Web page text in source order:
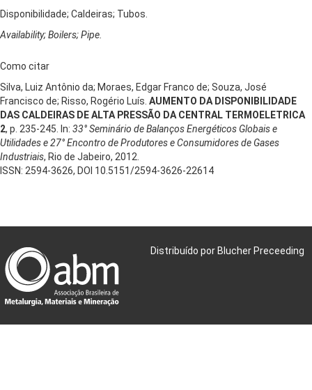
Disponibilidade; Caldeiras; Tubos.
Availability; Boilers; Pipe.
Como citar
Silva, Luiz Antônio da; Moraes, Edgar Franco de; Souza, José
Francisco de; Risso, Rogério Luís. AUMENTO DA DISPONIBILIDADE
DAS CALDEIRAS DE ALTA PRESSÃO DA CENTRAL TERMOELETRICA
2, p. 235-245. In: 33° Seminário de Balanços Energéticos Globais e
Utilidades e 27° Encontro de Produtores e Consumidores de Gases
Industriais, Rio de Jabeiro, 2012.
ISSN: 2594-3626, DOI 10.5151/2594-3626-22614
Distribuído por Blucher Preceeding